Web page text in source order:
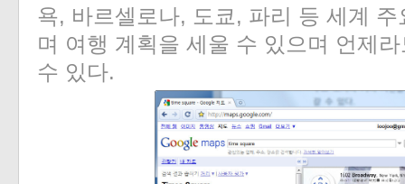
욕, 바르셀로나, 도쿄, 파리 등 세계
며 여행 계획을 세울 수 있으며 언제
수 있다.